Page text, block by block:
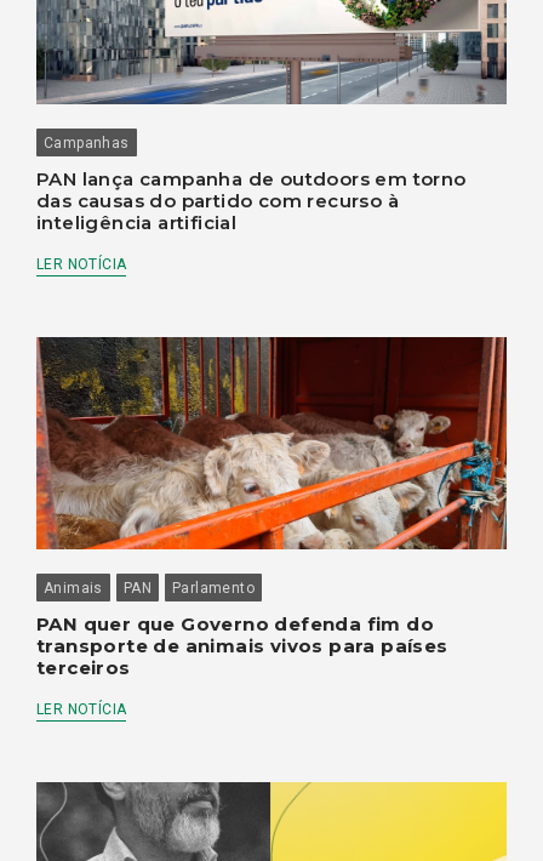
Campanhas
PAN lança campanha de outdoors em torno
das causas do partido com recurso à
inteligência artificial
LER NOTÍCIA
Animais PAN Parlamento
PAN quer que Governo defenda fim do
transporte de animais vivos para países
terceiros
LER NOTÍCIA